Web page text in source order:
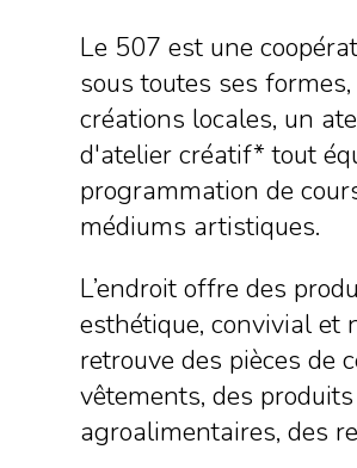
Le 507 est une
sous toutes ses
créations locales, un
d'atelier créatif* tout
programmation de
médiums artistiques.
L’endroit offre des
esthétique, convivial et
retrouve des pièces de
vêtements, des
agroalimentaires, des